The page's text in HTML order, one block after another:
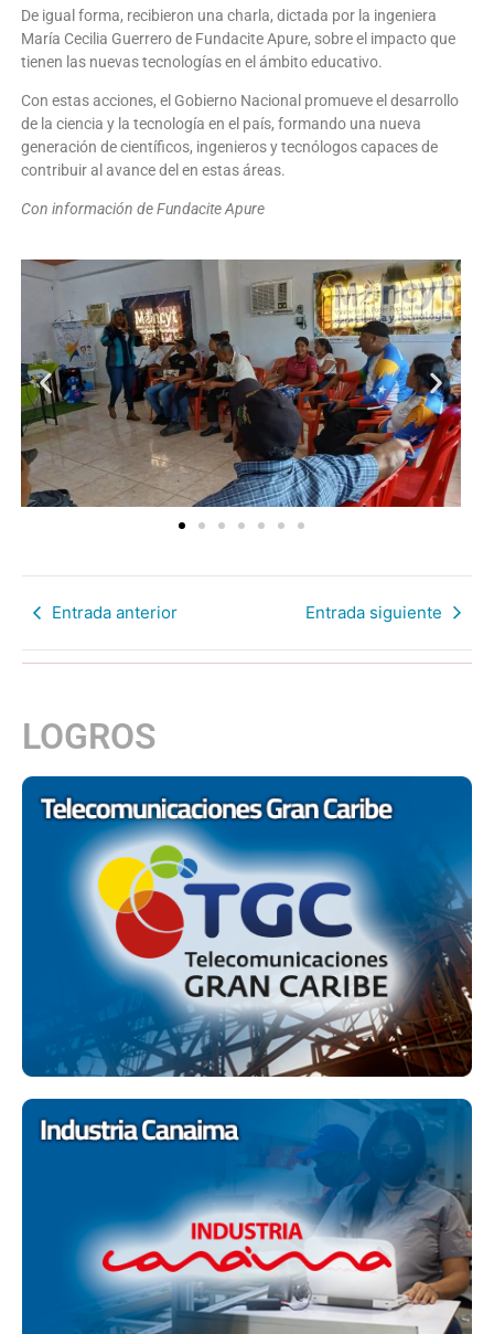
De igual forma, recibieron una charla, dictada por la ingeniera
María Cecilia Guerrero de Fundacite Apure, sobre el impacto que
tienen las nuevas tecnologías en el ámbito educativo.
Con estas acciones, el Gobierno Nacional promueve el desarrollo
de la ciencia y la tecnología en el país, formando una nueva
generación de científicos, ingenieros y tecnólogos capaces de
contribuir al avance del en estas áreas.
Con información de Fundacite Apure
Entrada anterior Entrada siguiente
LOGROS